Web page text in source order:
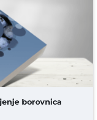
borovnica